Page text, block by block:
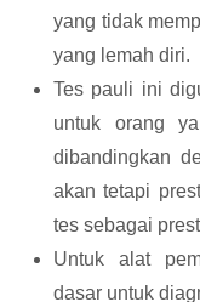
yang tidak
yang lemah diri.
Tes pauli ini
untuk orang
dibandingkan
akan tetapi
tes sebagai
Untuk alat
dasar untuk